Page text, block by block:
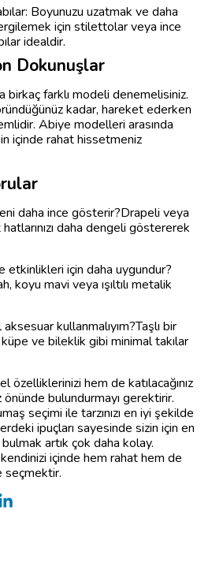
Boyunuzu uzatmak ve daha
için stilettolar veya ince
idealdir.
Dokunuşlar
farklı modeli denemelisiniz.
kadar, hareket ederken
Abiye modelleri arasında
içinde rahat hissetmeniz
daha ince gösterir?Drapeli veya
daha dengeli göstererek
etkinlikleri için daha uygundur?
koyu mavi veya ışıltılı metalik
kullanmalıyım?Taşlı bir
ve bileklik gibi minimal takılar
özelliklerinizi hem de katılacağınız
bulundurmayı gerektirir.
seçimi ile tarzınızı en iyi şekilde
ipuçları sayesinde sizin için en
artık çok daha kolay.
içinde hem rahat hem de
seçmektir.